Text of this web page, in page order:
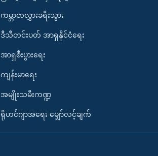
ကမ္ဘာတလွှားခရီးသွား
ဒီသီတင်းပတ် အာရှနိုင်ငံရေး
အာရှစီးပွားရေး
ကျန်းမာရေး
အမျိုးသမီးကဏ္ဍ
ရိုဟင်ဂျာအရေး မျှော်လင့်ချက်